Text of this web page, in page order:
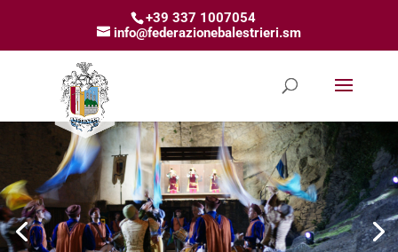
+39 337 1007054
info@federazionebalestrieri.sm